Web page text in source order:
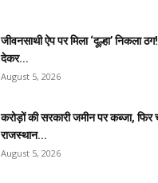
जीवनसाथी ऐप पर मिला ‘दूल्हा’ निकला
देकर...
August 5, 2026
करोड़ों की सरकारी जमीन पर कब्जा,
राजस्थान...
August 5, 2026